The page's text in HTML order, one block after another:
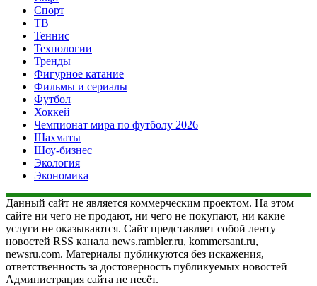
Спорт
ТВ
Теннис
Технологии
Тренды
Фигурное катание
Фильмы и сериалы
Футбол
Хоккей
Чемпионат мира по футболу 2026
Шахматы
Шоу-бизнес
Экология
Экономика
Данный сайт не является коммерческим проектом. На этом
сайте ни чего не продают, ни чего не покупают, ни какие
услуги не оказываются. Сайт представляет собой ленту
новостей RSS канала news.rambler.ru, kommersant.ru,
newsru.com. Материалы публикуются без искажения,
ответственность за достоверность публикуемых новостей
Администрация сайта не несёт.